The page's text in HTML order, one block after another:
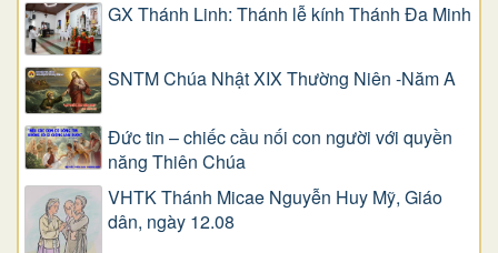
GX Thánh Linh: Thánh lễ kính Thánh Đa Minh
SNTM Chúa Nhật XIX Thường Niên -Năm A
Đức tin – chiếc cầu nối con người với quyền
năng Thiên Chúa
VHTK Thánh Micae Nguyễn Huy Mỹ, Giáo
dân, ngày 12.08